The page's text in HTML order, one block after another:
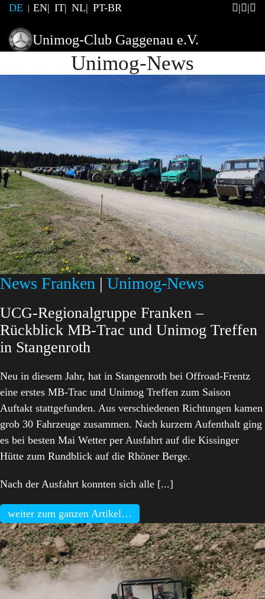
DE EN IT NL PT-BR
Unimog-Club Gaggenau e.V.
Unimog-News
News Franken | Unimog-News
UCG-Regionalgruppe Franken –
Rückblick MB-Trac und Unimog Treffen
in Stangenroth
Neu in diesem Jahr, hat in Stangenroth bei Offroad-Frentz
eine erstes MB-Trac und Unimog Treffen zum Saison
Auftakt stattgefunden. Aus verschiedenen Richtungen kamen
grob 30 Fahrzeuge zusammen. Nach kurzem Aufenthalt ging
es bei besten Mai Wetter per Ausfahrt auf die Kissinger
Hütte zum Rundblick auf die Rhöner Berge.
Nach der Ausfahrt konnten sich alle [...]
weiter zum ganzen Artikel…